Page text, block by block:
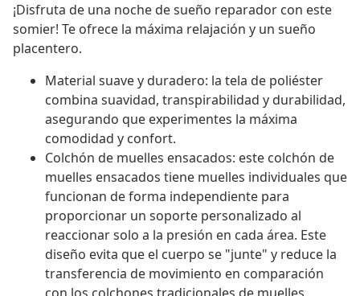
¡Disfruta de una noche de sueño reparador con este
somier! Te ofrece la máxima relajación y un sueño
placentero.
Material suave y duradero: la tela de poliéster
combina suavidad, transpirabilidad y durabilidad,
asegurando que experimentes la máxima
comodidad y confort.
Colchón de muelles ensacados: este colchón de
muelles ensacados tiene muelles individuales que
funcionan de forma independiente para
proporcionar un soporte personalizado al
reaccionar solo a la presión en cada área. Este
diseño evita que el cuerpo se "junte" y reduce la
transferencia de movimiento en comparación